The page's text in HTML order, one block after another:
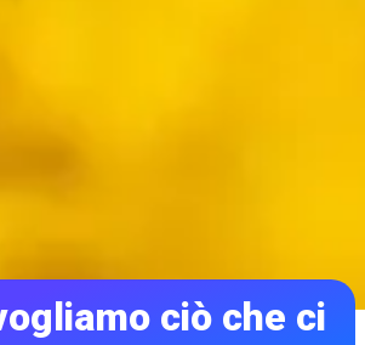
ciò che ci